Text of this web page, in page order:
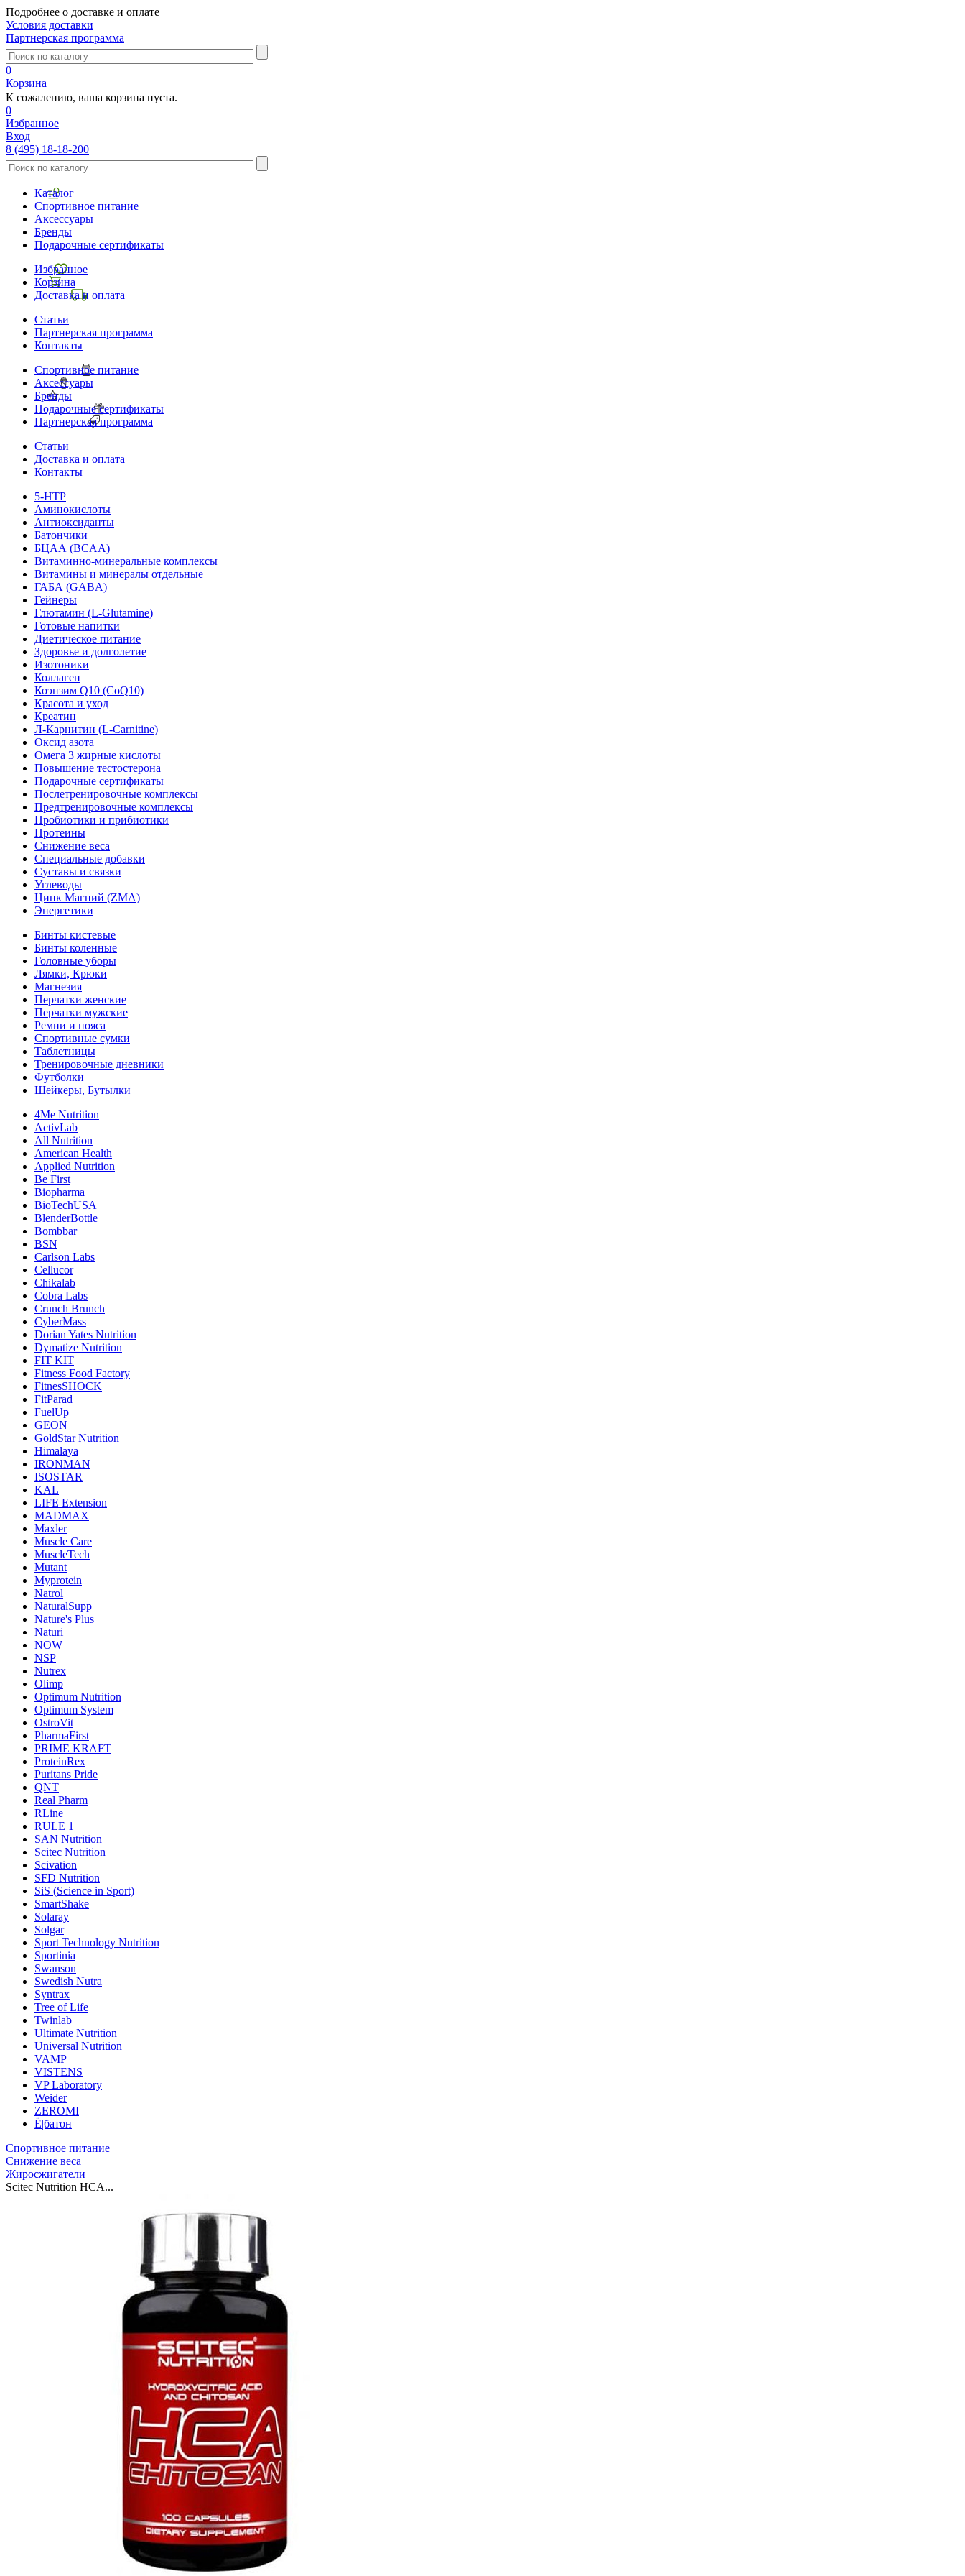
Подробнее о доставке и оплате
Условия доставки
Партнерская программа
0
Корзина
К сожалению, ваша корзина пуста.
0
Избранное
Вход
8 (495) 18-18-200
Каталог
Спортивное питание
Аксессуары
Бренды
Подарочные сертификаты
Избранное
Корзина
Доставка и оплата
Статьи
Партнерская программа
Контакты
Спортивное питание
Аксессуары
Бренды
Подарочные сертификаты
Партнерская программа
Статьи
Доставка и оплата
Контакты
5-HTP
Аминокислоты
Антиоксиданты
Батончики
БЦАА (BCAA)
Витаминно-минеральные комплексы
Витамины и минералы отдельные
ГАБА (GABA)
Гейнеры
Глютамин (L-Glutamine)
Готовые напитки
Диетическое питание
Здоровье и долголетие
Изотоники
Коллаген
Коэнзим Q10 (CoQ10)
Красота и уход
Креатин
Л-Карнитин (L-Сarnitine)
Оксид азота
Омега 3 жирные кислоты
Повышение тестостерона
Подарочные сертификаты
Послетренировочные комплексы
Предтренировочные комплексы
Пробиотики и прибиотики
Протеины
Снижение веса
Специальные добавки
Суставы и связки
Углеводы
Цинк Магний (ZMA)
Энергетики
Бинты кистевые
Бинты коленные
Головные уборы
Лямки, Крюки
Магнезия
Перчатки женские
Перчатки мужские
Ремни и пояса
Спортивные сумки
Таблетницы
Тренировочные дневники
Футболки
Шейкеры, Бутылки
4Me Nutrition
ActivLab
All Nutrition
American Health
Applied Nutrition
Be First
Biopharma
BioTechUSA
BlenderBottle
Bombbar
BSN
Carlson Labs
Cellucor
Chikalab
Cobra Labs
Crunch Brunch
CyberMass
Dorian Yates Nutrition
Dymatize Nutrition
FIT KIT
Fitness Food Factory
FitnesSHOCK
FitParad
FuelUp
GEON
GoldStar Nutrition
Himalaya
IRONMAN
ISOSTAR
KAL
LIFE Extension
MADMAX
Maxler
Muscle Care
MuscleTech
Mutant
Myprotein
Natrol
NaturalSupp
Nature's Plus
Naturi
NOW
NSP
Nutrex
Olimp
Optimum Nutrition
Optimum System
OstroVit
PharmaFirst
PRIME KRAFT
ProteinRex
Puritans Pride
QNT
Real Pharm
RLine
RULE 1
SAN Nutrition
Scitec Nutrition
Scivation
SFD Nutrition
SiS (Science in Sport)
SmartShake
Solaray
Solgar
Sport Technology Nutrition
Sportinia
Swanson
Swedish Nutra
Syntrax
Tree of Life
Twinlab
Ultimate Nutrition
Universal Nutrition
VAMP
VISTENS
VP Laboratory
Weider
ZEROMI
Ё|батон
Спортивное питание
Снижение веса
Жиросжигатели
Scitec Nutrition HCA...